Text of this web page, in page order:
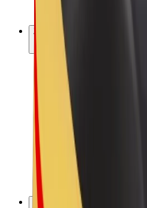
Bolt Plus
Zarađuj uz Bolt
Vozači
Zarada vozača
Dostavljači
Zarada dostavljača
Bolt Food trgovci
Franšize
Tvrtka